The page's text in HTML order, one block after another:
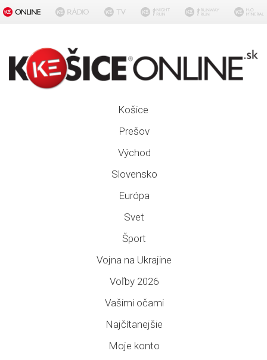
Košice
Prešov
Východ
Slovensko
Európa
Svet
Šport
Vojna na Ukrajine
Voľby 2026
Vašimi očami
Najčítanejšie
Moje konto